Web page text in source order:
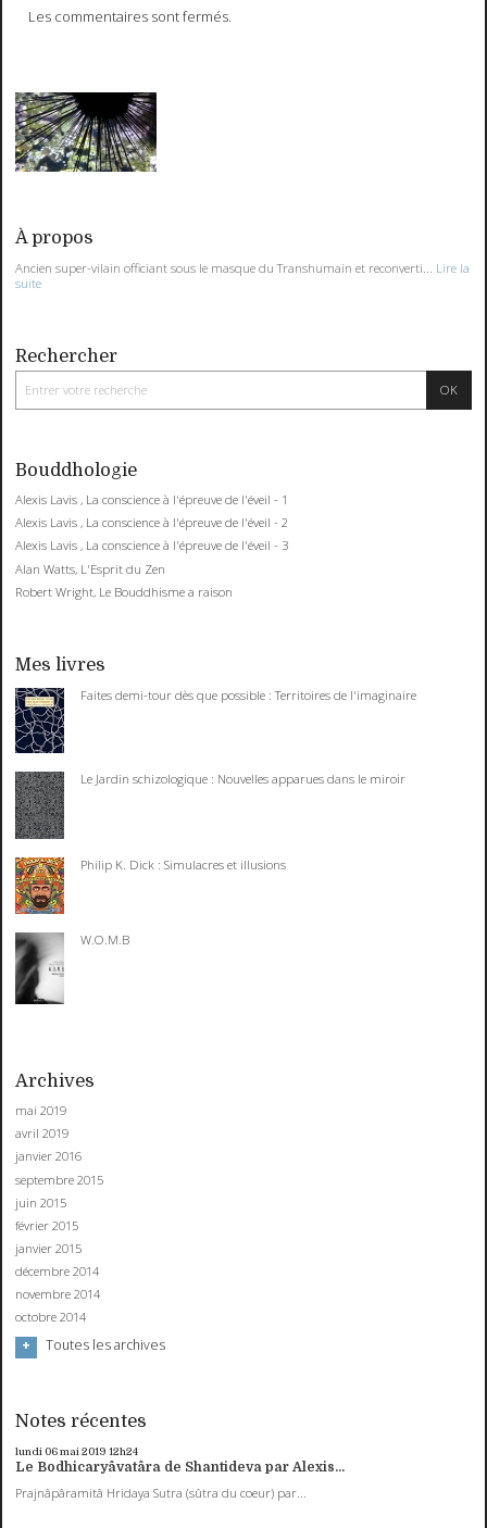
Les commentaires sont fermés.
À propos
Ancien super-vilain officiant sous le masque du Transhumain et reconverti...
Lire la
suite
Rechercher
Bouddhologie
Alexis Lavis , La conscience à l'épreuve de l'éveil - 1
Alexis Lavis , La conscience à l'épreuve de l'éveil - 2
Alexis Lavis , La conscience à l'épreuve de l'éveil - 3
Alan Watts, L'Esprit du Zen
Robert Wright, Le Bouddhisme a raison
Mes livres
Faites demi-tour dès que possible : Territoires de l'imaginaire
Le Jardin schizologique : Nouvelles apparues dans le miroir
Philip K. Dick : Simulacres et illusions
W.O.M.B
Archives
mai 2019
avril 2019
janvier 2016
septembre 2015
juin 2015
février 2015
janvier 2015
décembre 2014
novembre 2014
octobre 2014
Toutes les archives
Notes récentes
lundi 06mai 2019 12h24
Le Bodhicaryâvatâra de Shantideva par Alexis...
Prajnâpâramitâ Hridaya Sutra (sûtra du coeur) par...